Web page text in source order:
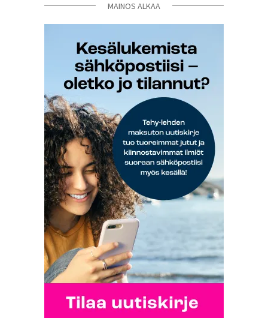
MAINOS ALKAA